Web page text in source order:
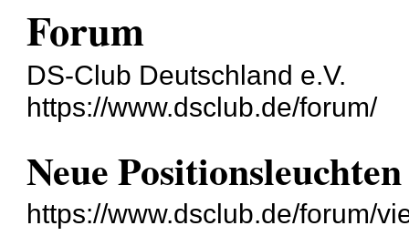
Forum
DS-Club Deutschland e.V.
https://www.dsclub.de/forum/
Neue Positionsleuchten
https://www.dsclub.de/forum/